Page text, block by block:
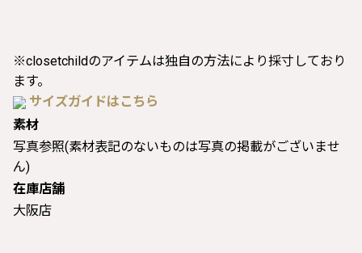
※closetchildのアイテムは独自の方法により採寸しており
ます。
サイズガイドはこちら
素材
写真参照(素材表記のないものは写真の掲載がございませ
ん)
在庫店舗
大阪店